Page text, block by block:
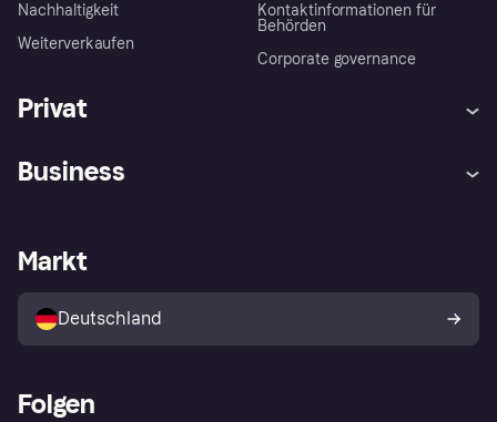
Nachhaltigkeit
Weiterverkaufen
Kontaktinformationen für
Behörden
Corporate governance
Privat
Klarna App
Shops entdecken
Käuferschutzrichtlinie
Dein Widerrufsrecht
Business
Händlerportal
Markt
Deutschland
Folgen